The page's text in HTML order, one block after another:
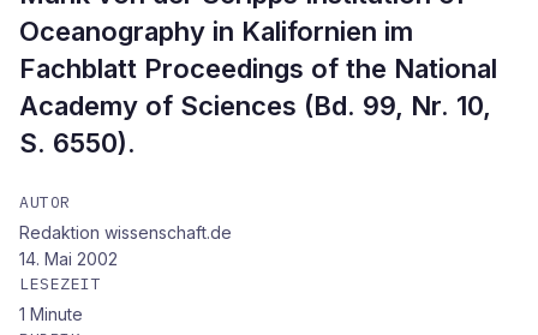
Oceanography in Kalifornien im
Fachblatt Proceedings of the National
Academy of Sciences (Bd. 99, Nr. 10,
S. 6550).
AUTOR
Redaktion wissenschaft.de
14. Mai 2002
LESEZEIT
1 Minute